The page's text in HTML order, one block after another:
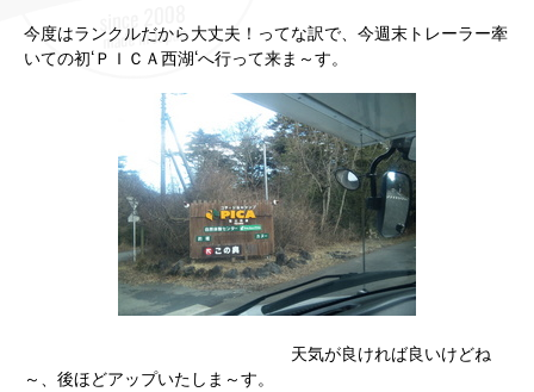
今度はランクルだから大丈夫！ってな訳で、今週末トレーラー牽
いての初‘ＰＩＣＡ西湖‘へ行って来ま～す。
天気が良ければ良いけどね
～、後ほどアップいたしま～す。